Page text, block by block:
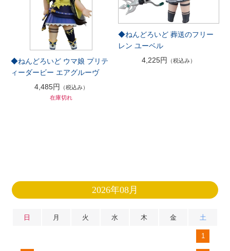
◆ねんどろいど ウマ娘 プリテ
ィーダービー エアグルーヴ
4,485円
（税込み）
在庫切れ
◆ねんどろいど 葬送のフリー
レン ユーベル
4,225円
（税込み）
2026年08月
日 月 火 水 木 金 土
1